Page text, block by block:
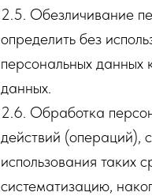
2.5. Обезличивание
определить без
персональных данных
данных.
2.6. Обработка
действий (операций),
использования таких
систематизацию,